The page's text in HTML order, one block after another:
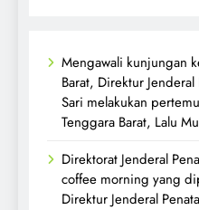
Mengawali kunjungan
Barat, Direktur
Sari melakukan
Tenggara Barat, Lalu
Direktorat Jenderal
coffee morning yang
Direktur Jenderal